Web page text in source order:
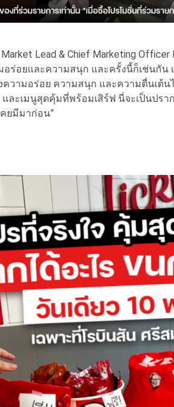
Market Lead & Chief Marketing
อร่อยและความสนุก และครั้งนี้ก็เช่นกัน
ความอร่อย ความสนุก และความตื่นเต้
ละเมนูสุดคุ้มที่พร้อมเสิร์ฟ นี่จะเป็นปร
ยมีมาก่อน”